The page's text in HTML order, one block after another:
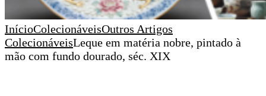
InícioColecionáveisOutros Artigos
ColecionáveisLeque em matéria nobre, pintado à
mão com fundo dourado, séc. XIX